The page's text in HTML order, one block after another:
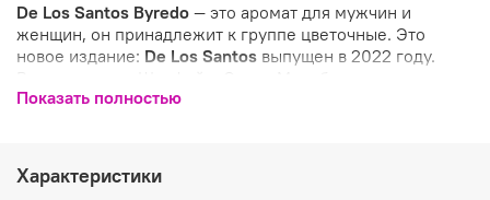
De Los Santos Byredo — это аромат для мужчин и
женщин, он принадлежит к группе цветочные. Это
новое издание: De Los Santos выпущен в 2022 году.
ноты: Корень ириса и Ладанник критский; базовые ноты:
Показать полностью
Характеристики